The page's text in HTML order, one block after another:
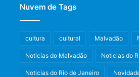
Nuvem de Tags
cultura cultural Malvadão
Noticias do Malvadão Noticias do
Noticias do Rio de Janeiro